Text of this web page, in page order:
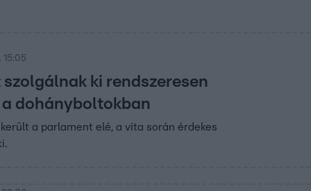
15:05
ki rendszeresen
a dohányboltokban
került a parlament elé, a vita során érdekes